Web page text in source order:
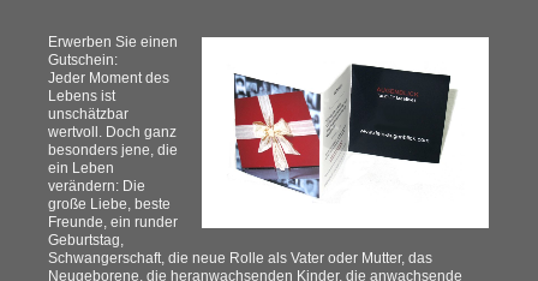
Erwerben Sie einen
Gutschein:
Jeder Moment des
Lebens ist
unschätzbar
wertvoll. Doch ganz
besonders jene, die
ein Leben
verändern: Die
große Liebe, beste
Freunde, ein runder
Geburtstag,
Schwangerschaft, die neue Rolle als Vater oder Mutter, das
Neugeborene, die heranwachsenden Kinder, die anwachsende